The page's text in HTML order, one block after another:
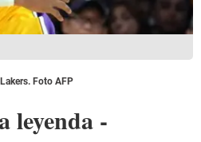
Foto AFP
leyenda -